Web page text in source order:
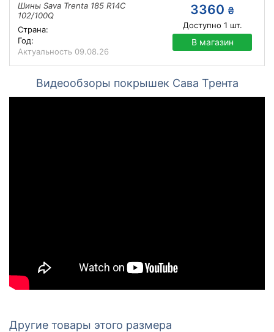
Шины Sava Trenta 185 R14C
102/100Q
Страна:
Год:
Актуальность 09.08.26
3360 ₴
Доступно 1 шт.
В магазин
Видеообзоры покрышек Сава Трента
Другие товары этого размера